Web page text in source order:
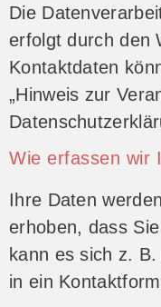
Die
erfolgt durch den
Kontaktdaten
„Hinweis zur
Wie erfassen wir
Ihre Daten
erhoben, dass
kann es sich z.
in ein